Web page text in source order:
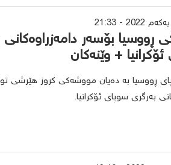
ڕووسیا بۆسەر دامەزراوەکانی
+ وێنەکان
ڕووسیا بە دەیان مووشەکی کروز هێرشی
بەرگری سوپای ئۆکرانیا.